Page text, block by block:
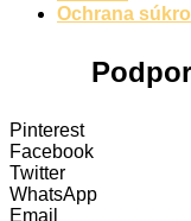
Ochrana
Pinterest
Facebook
Twitter
WhatsApp
Email